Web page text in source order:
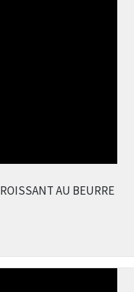
AU BEURRE